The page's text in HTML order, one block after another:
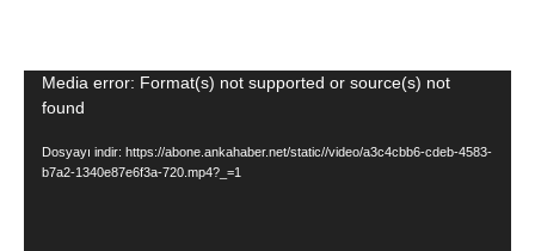
Video
oynatıcı
Media error: Format(s) not supported or source(s) not
found
Dosyayı indir: https://abone.ankahaber.net/static//video/a3c4cbb6-cdeb-4583-
b7a2-1340e87e6f3a-720.mp4?_=1